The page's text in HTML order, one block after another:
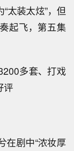
太装太炫”，但
起飞，第五集
多套、打戏
评
在剧中“浓妆厚